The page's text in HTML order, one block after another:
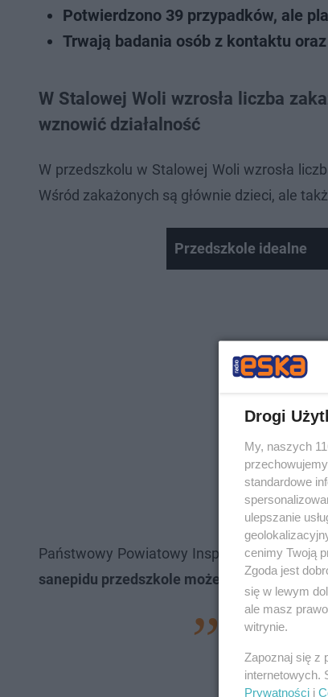
Potwierdzono 39 przypadków, ale
Trwają badania osób z kontaktu
W Stalowej Woli wzrosła liczba
wznowić działalność
W przedszkolu w Stalowej Woli wzrosła
Wśród zakażonych są głównie dzieci, ale
Przedszkole idealne
Państwowy Powiatowy Inspektor Sanitarny
sanepidu przedszkole może już jednak
zdrowotne
Drogi
My, naszych
standardowe
ulepszanie
cenimy Twoją
Zgoda jest
się w lewym
ale masz
witrynie.
Zapoznaj się z
internetowych.
Prywatności i